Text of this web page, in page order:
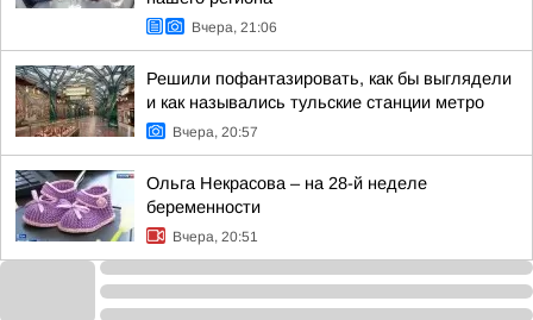
Вчера, 21:06
Решили пофантазировать, как бы выглядели
и как назывались тульские станции метро
Вчера, 20:57
Ольга Некрасова – на 28-й неделе
беременности
Вчера, 20:51